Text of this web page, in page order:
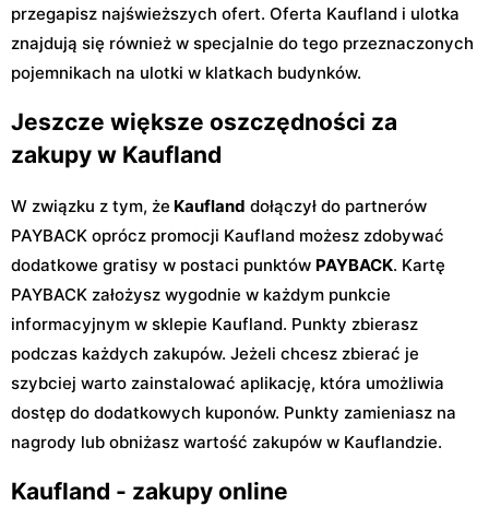
przegapisz najświeższych ofert. Oferta Kaufland i ulotka
znajdują się również w specjalnie do tego przeznaczonych
pojemnikach na ulotki w klatkach budynków.
Jeszcze większe oszczędności za
zakupy w Kaufland
W związku z tym, że Kaufland dołączył do partnerów
PAYBACK oprócz promocji Kaufland możesz zdobywać
dodatkowe gratisy w postaci punktów PAYBACK. Kartę
PAYBACK założysz wygodnie w każdym punkcie
informacyjnym w sklepie Kaufland. Punkty zbierasz
podczas każdych zakupów. Jeżeli chcesz zbierać je
szybciej warto zainstalować aplikację, która umożliwia
dostęp do dodatkowych kuponów. Punkty zamieniasz na
nagrody lub obniżasz wartość zakupów w Kauflandzie.
Kaufland - zakupy online